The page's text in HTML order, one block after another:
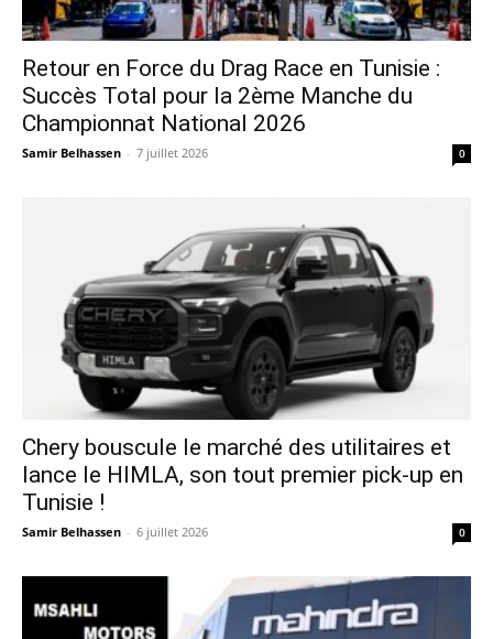
Retour en Force du Drag Race en Tunisie :
Succès Total pour la 2ème Manche du
Championnat National 2026
Samir Belhassen - 7 juillet 2026 0
Chery bouscule le marché des utilitaires et
lance le HIMLA, son tout premier pick-up en
Tunisie !
Samir Belhassen - 6 juillet 2026 0